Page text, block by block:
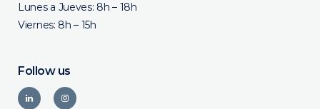
Lunes a Jueves: 8h – 18h
Viernes: 8h – 15h
Follow us